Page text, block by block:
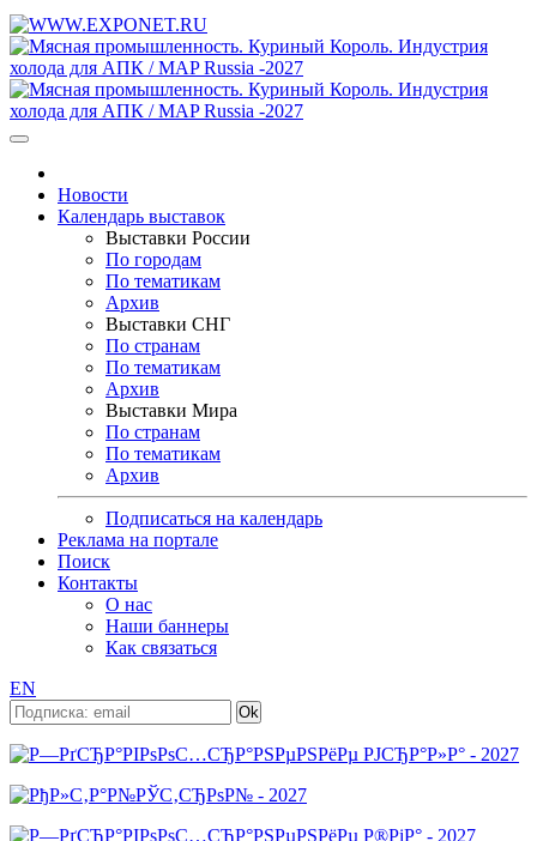
Новости
Календарь выставок
Выставки России
По городам
По тематикам
Архив
Выставки СНГ
По странам
По тематикам
Архив
Выставки Мира
По странам
По тематикам
Архив
Подписаться на календарь
Реклама на портале
Поиск
Контакты
О нас
Наши баннеры
Как связаться
EN